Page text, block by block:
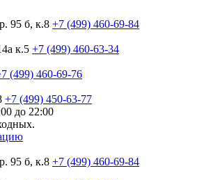
95 б, к.8 +7 (499) 460-69-84
к.5 +7 (499) 460-63-34
(499) 460-69-76
+7 (499) 450-63-77
до 22:00
95 б, к.8 +7 (499) 460-69-84